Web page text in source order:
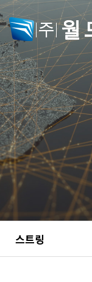
스트링